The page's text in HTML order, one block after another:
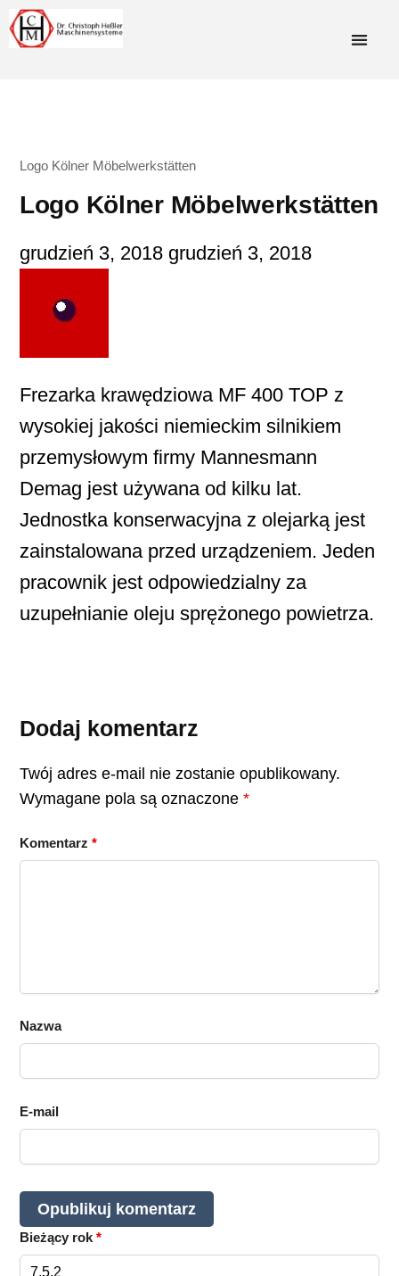
Logo Kölner Möbelwerkstätten
Logo Kölner Möbelwerkstätten
grudzień 3, 2018 grudzień 3, 2018
Frezarka krawędziowa MF 400 TOP z
wysokiej jakości niemieckim silnikiem
przemysłowym firmy Mannesmann
Demag jest używana od kilku lat.
Jednostka konserwacyjna z olejarką jest
zainstalowana przed urządzeniem. Jeden
pracownik jest odpowiedzialny za
uzupełnianie oleju sprężonego powietrza.
Dodaj komentarz
Twój adres e-mail nie zostanie opublikowany.
Wymagane pola są oznaczone *
Komentarz *
Nazwa
E-mail
Bieżący rok *